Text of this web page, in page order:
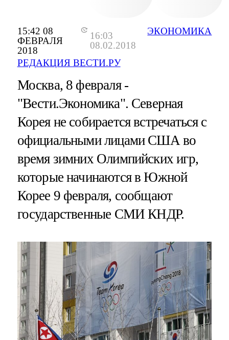
15:42 08
ФЕВРАЛЯ
2018
16:03
08.02.2018
РЕДАКЦИЯ ВЕСТИ.РУ
ЭКОНОМИКА
Москва, 8 февраля -
"Вести.Экономика". Северная
Корея не собирается встречаться с
официальными лицами США во
время зимних Олимпийских игр,
которые начинаются в Южной
Корее 9 февраля, сообщают
государственные СМИ КНДР.